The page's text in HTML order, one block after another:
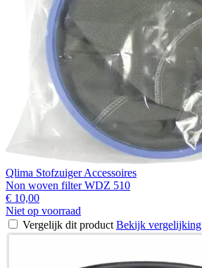
Qlima Stofzuiger Accessoires
Non woven filter WDZ 510
€ 10,00
Niet op voorraad
Vergelijk dit product Bekijk vergelijking